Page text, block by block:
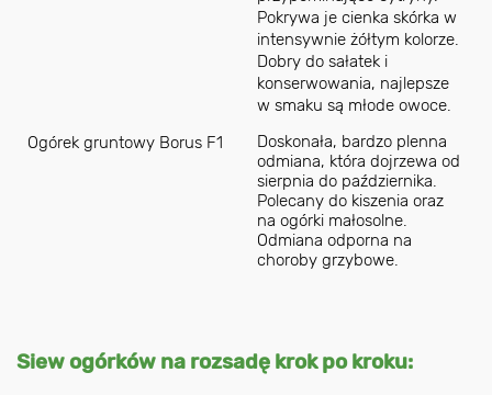
Pokrywa je cienka skórka w
intensywnie żółtym kolorze.
Dobry do sałatek i
konserwowania, najlepsze
w smaku są młode owoce.
Ogórek gruntowy Borus F1
Doskonała, bardzo plenna
odmiana, która dojrzewa od
sierpnia do października.
Polecany do kiszenia oraz
na ogórki małosolne.
Odmiana odporna na
choroby grzybowe.
Siew ogórków na rozsadę krok po kroku: